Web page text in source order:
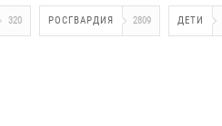
320 РОСГВАРДИЯ 2809 ДЕТИ